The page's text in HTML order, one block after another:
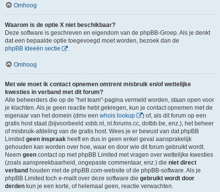
Omhoog
Waarom is de optie X niet beschikbaar?
Deze software is geschreven en eigendom van de phpBB-Groep. Als je denkt
dat een bepaalde optie toegevoegd moet worden, bezoek dan de
phpBB Ideeën sectie
Omhoog
Met wie moet ik contact opnemen omtrent misbruik en/of wettelijke
kwesties in verband met dit forum?
Alle beheerders die op de "het team"-pagina vermeld worden, staan open voor
je klachten. Als je geen reactie hebt gekregen, kun je contact opnemen met de
eigenaar van het domein (dmv een whois lookup
) of, als dit forum op een
gratis host staat (bijvoorbeeld xsbb.nl, nl.forums.cc, dotbb.be, enz.), het beheer
of misbruik-afdeling van de gratis host. Wees je er bewust van dat phpBB
Limited geen inspraak heeft en dus in geen enkel geval aansprakelijk
gehouden kan worden over hoe, waar en door wie dit forum gebruikt wordt.
Neem geen contact op met phpBB Limited met vragen over wettelijke kwesties
(zoals aanspreekbaarheid, ongepaste commentaar, enz.) die niet direct
verband houden met de phpBB.com-website of de phpBB-software. Als je
phpBB Limited toch e-mailt over deze software die gebruikt wordt door
derden kun je een korte, of helemaal geen, reactie verwachten.